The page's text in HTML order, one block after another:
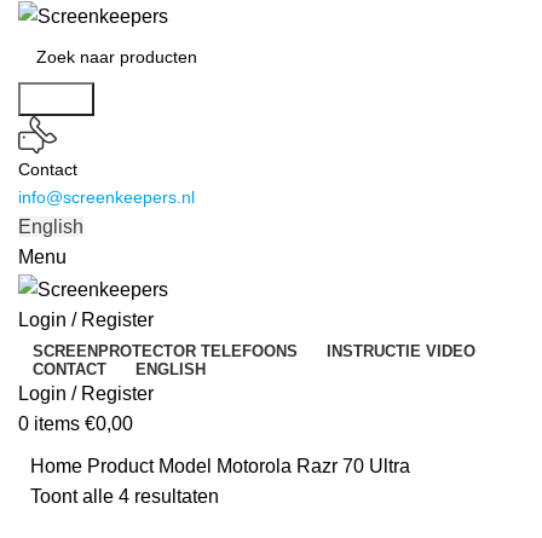
Contact
info@screenkeepers.nl
English
Menu
Login / Register
SCREENPROTECTOR TELEFOONS
INSTRUCTIE VIDEO
CONTACT
ENGLISH
Login / Register
0 items €0,00
Home Product Model Motorola Razr 70 Ultra
Toont alle 4 resultaten